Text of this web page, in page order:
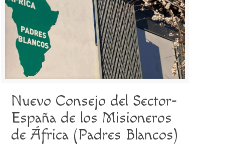
Nuevo Consejo del Sector-
España de los Misioneros
de África (Padres Blancos)